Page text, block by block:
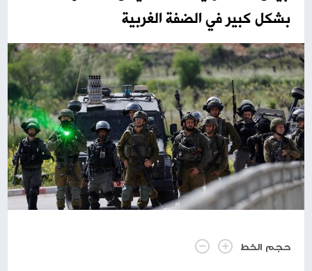
بشكل كبير في الضفة الغربية
حجم الخط